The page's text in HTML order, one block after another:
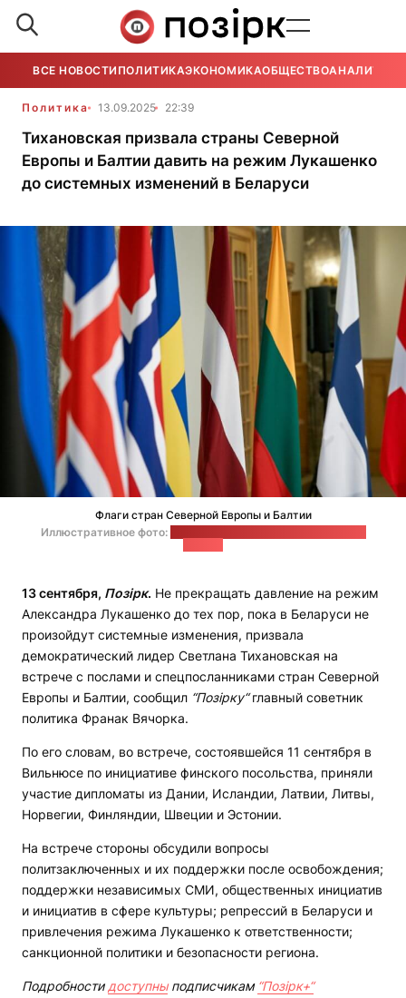
ВСЕ НОВОСТИ ПОЛИТИКАЭКОНОМИКАОБЩЕСТВОАНАЛИТИКА
Политика 13.09.2025 22:39
Тихановская призвала страны Северной
Европы и Балтии давить на режим Лукашенко
до системных изменений в Беларуси
Флаги стран Северной Европы и Балтии
Иллюстративное фото:
13 сентября, Позірк. Не прекращать давление на режим
Александра Лукашенко до тех пор, пока в Беларуси не
произойдут системные изменения, призвала
демократический лидер Светлана Тихановская на
встрече с послами и спецпосланниками стран Северной
Европы и Балтии, сообщил “Позірку“главный советник
политика Франак Вячорка.
По его словам, во встрече, состоявшейся 11 сентября в
Вильнюсе по инициативе финского посольства, приняли
участие дипломаты из Дании, Исландии, Латвии, Литвы,
Норвегии, Финляндии, Швеции и Эстонии.
На встрече стороны обсудили вопросы
политзаключенных и их поддержки после освобождения;
поддержки независимых СМИ, общественных инициатив
и инициатив в сфере культуры; репрессий в Беларуси и
привлечения режима Лукашенко к ответственности;
санкционной политики и безопасности региона.
Подробности доступныподписчикам “Позірк+“